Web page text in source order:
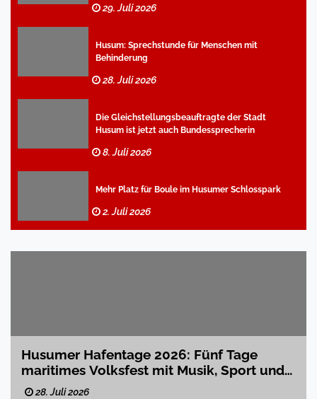
29. Juli 2026
Husum: Sprechstunde für Menschen mit
Behinderung
28. Juli 2026
Die Gleichstellungsbeauftragte der Stadt
Husum ist jetzt auch Bundessprecherin
8. Juli 2026
Mehr Platz für Boule im Husumer Schlosspark
2. Juli 2026
Husumer Hafentage 2026: Fünf Tage
maritimes Volksfest mit Musik, Sport und
Familienprogramm
28. Juli 2026